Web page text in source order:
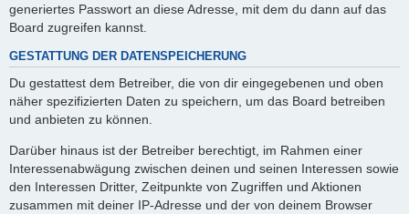
generiertes Passwort an diese Adresse, mit dem du dann auf das
Board zugreifen kannst.
GESTATTUNG DER DATENSPEICHERUNG
Du gestattest dem Betreiber, die von dir eingegebenen und oben
näher spezifizierten Daten zu speichern, um das Board betreiben
und anbieten zu können.
Darüber hinaus ist der Betreiber berechtigt, im Rahmen einer
Interessenabwägung zwischen deinen und seinen Interessen sowie
den Interessen Dritter, Zeitpunkte von Zugriffen und Aktionen
zusammen mit deiner IP-Adresse und der von deinem Browser